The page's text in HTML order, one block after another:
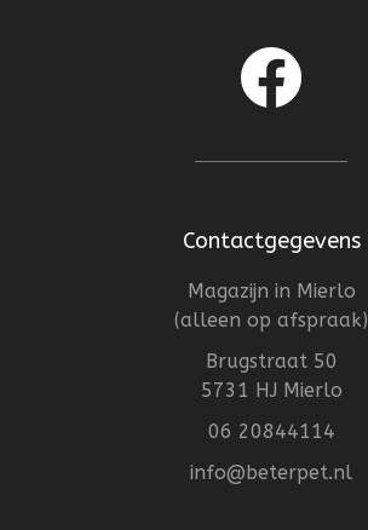
Contactgegevens
Magazijn in Mierlo
(alleen op afspraak)
Brugstraat 50
5731 HJ Mierlo
06 20844114
info@beterpet.nl